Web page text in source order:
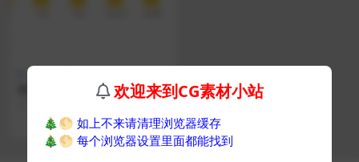
Blender课程
年度计划 blender全流程系统
771
欢迎来到CG素材小站
🎄🌕 如上不来请清理浏览器缓存
🎄🌕 每个浏览器设置里面都能找到